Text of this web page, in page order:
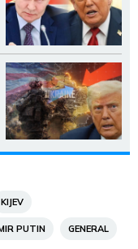
KIJEV
PUTIN GENERAL